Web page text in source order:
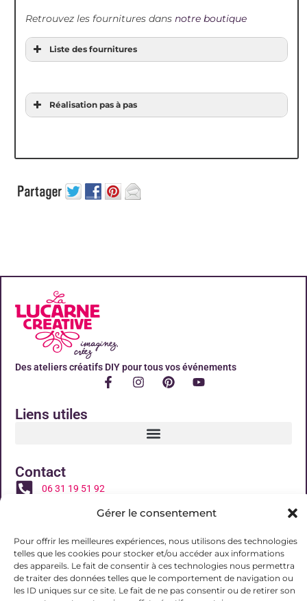
Gérer le consentement
Pour offrir les meilleures expériences, nous utilisons des technologies
telles que les cookies pour stocker et/ou accéder aux informations
des appareils. Le fait de consentir à ces technologies nous permettra
de traiter des données telles que le comportement de navigation ou
les ID uniques sur ce site. Le fait de ne pas consentir ou de retirer son
Retrouvez les fournitures dans notre boutique
Liste des fournitures
Réalisation pas à pas
Des ateliers créatifs DIY pour tous vos événements
Liens utiles
Contact
06 31 19 51 92
contact@lalucarnecreative.fr